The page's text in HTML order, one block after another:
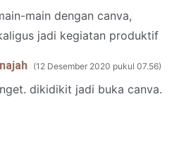
main dengan canva,
jadi kegiatan produktif
12 Desember 2020 pukul 07.56
dikidikit jadi buka canva.